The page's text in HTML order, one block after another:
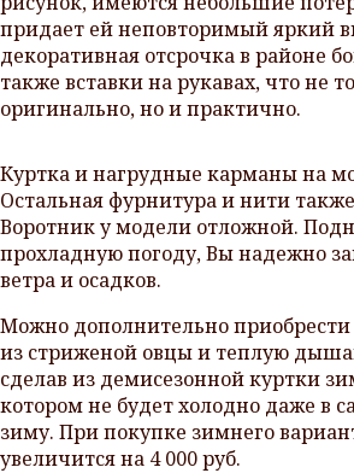
придает ей неповторимый яркий
декоративная отсрочка в районе
также вставки на рукавах, что не
оригинально, но и практично.
Куртка и нагрудные карманы на
Остальная фурнитура и нити
Воротник у модели отложной.
прохладную погоду, Вы надежно
ветра и осадков.
Можно дополнительно
из стриженой овцы и теплую
сделав из демисезонной куртки
котором не будет холодно даже в
зиму. При покупке зимнего
увеличится на 4 000 руб.